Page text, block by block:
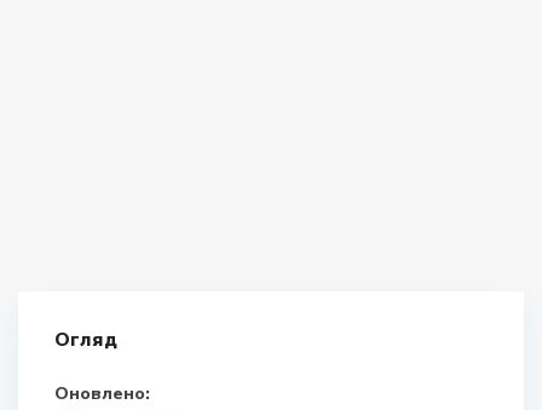
Огляд
Оновлено: